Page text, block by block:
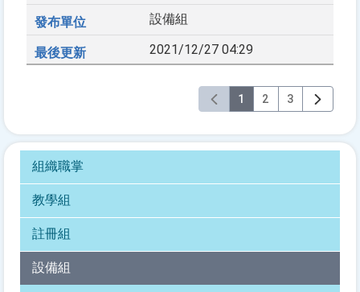
設備組
2021/12/27 04:29
1 2 3
組織職掌
教學組
註冊組
設備組